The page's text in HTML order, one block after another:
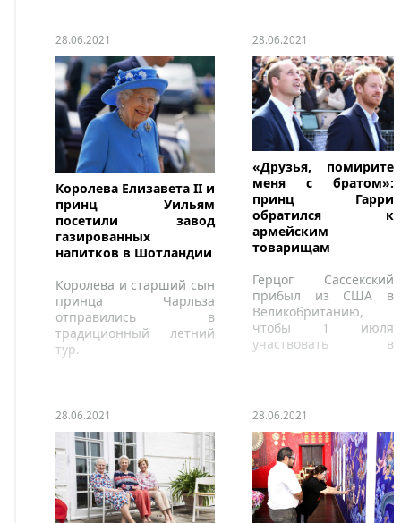
пандемии.
28.06.2021
Королева Елизавета II и
принц Уильям
посетили завод
газированных
напитков в Шотландии
Королева и старший сын
принца Чарльза
отправились в
традиционный летний
тур.
28.06.2021
«Друзья, помирите
меня с братом»:
принц Гарри
обратился к
армейским
товарищам
Герцог Сассекский
прибыл из США в
Великобританию,
чтобы 1 июля
участвовать в
28.06.2021 28.06.2021